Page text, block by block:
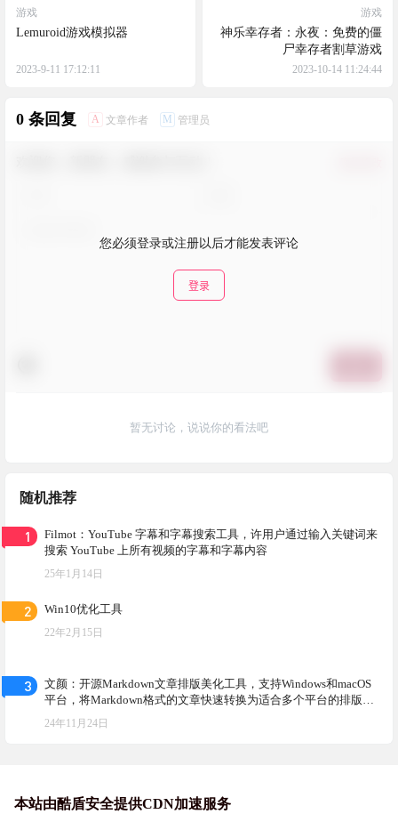
游戏
Lemuroid游戏模拟器
2023-9-11 17:12:11
游戏
神乐幸存者：永夜：免费的僵
尸幸存者割草游戏
2023-10-14 11:24:44
0 条回复 A 文章作者 M 管理员
您必须登录或注册以后才能发表评论
登录
暂无讨论，说说你的看法吧
随机推荐
1
Filmot：YouTube 字幕和字幕搜索工具，许用户通过输入关键词来
搜索 YouTube 上所有视频的字幕和字幕内容
25年1月14日
2 Win10优化工具
22年2月15日
3
文颜：开源Markdown文章排版美化工具，支持Windows和macOS
平台，将Markdown格式的文章快速转换为适合多个平台的排版格
式
24年11月24日
本站由酷盾安全提供CDN加速服务